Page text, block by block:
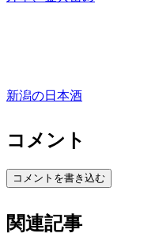
新潟の日本酒
コメント
コメントを書き込む
関連記事